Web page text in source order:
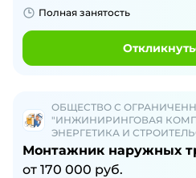
Полная занятость
ОБЩЕСТВО С
"ИНЖИНИРИНГОВАЯ
ЭНЕРГЕТИКА И
Монтажник наружных
от 170 000 руб.